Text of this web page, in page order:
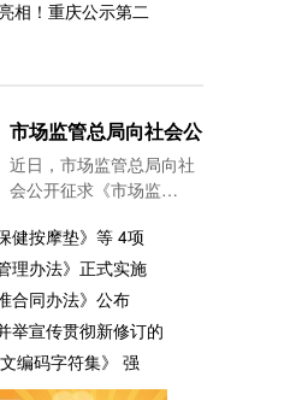
相！重庆公示第二
市场监管总局向社会公
近日，市场监管总局向社
会公开征求《市场监…
健按摩垫》等 4项
理办法》正式实施
合同办法》公布
举宣传贯彻新修订的
编码字符集》 强